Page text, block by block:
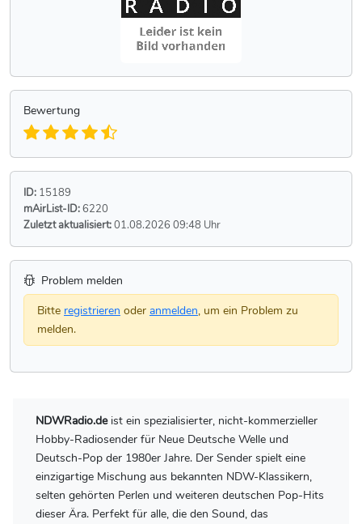
Bewertung
ID: 15189
mAirList-ID:6220
Zuletzt aktualisiert:01.08.2026 09:48 Uhr
Problem melden
Bitte registrieren oder anmelden, um ein Problem zu
melden.
NDWRadio.deist ein spezialisierter, nicht-kommerzieller
Hobby-Radiosender für Neue Deutsche Welle und
Deutsch-Pop der 1980er Jahre. Der Sender spielt eine
einzigartige Mischung aus bekannten NDW-Klassikern,
selten gehörten Perlen und weiteren deutschen Pop-Hits
dieser Ära. Perfekt für alle, die den Sound, das